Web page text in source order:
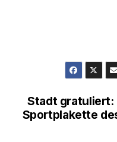
Stadt gratuliert:
Sportplakette